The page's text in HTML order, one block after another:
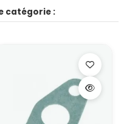
catégorie :